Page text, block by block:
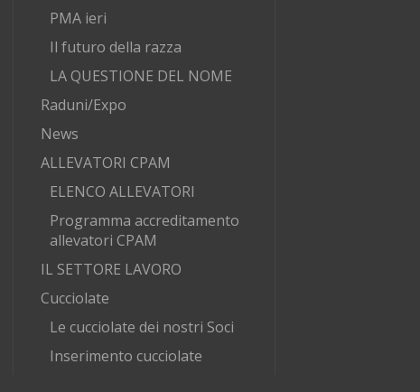
PMA ieri
Il futuro della razza
LA QUESTIONE DEL NOME
Raduni/Expo
News
ALLEVATORI CPAM
ELENCO ALLEVATORI
Programma accreditamento
allevatori CPAM
IL SETTORE LAVORO
Cucciolate
Le cucciolate dei nostri Soci
Inserimento cucciolate